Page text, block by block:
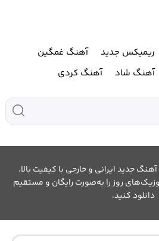
ریمیکس جدید
آهنگ غمگین
آهنگ شاد آهنگ کردی
جدید ایرانی و خارجی با کیفیت بالا.
روز را به‌صورت رایگان و مستقیم
دانلود کنید.